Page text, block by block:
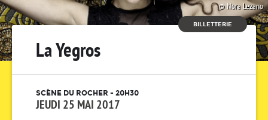
Nora Lezano
BILLETTERIE
La Yegros
SCÈNE DU ROCHER - 20H30
JEUDI 25 MAI 2017